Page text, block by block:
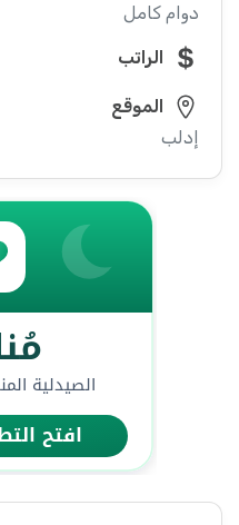
دوام كامل
الراتب
الموقع
إدلب